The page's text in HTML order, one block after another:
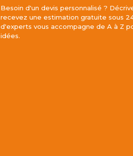
Besoin d'un devis personnalisé ?
recevez une estimation gratuite sous
d'experts vous accompagne de A à Z
idées.